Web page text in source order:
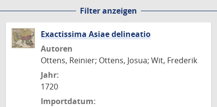
Filter anzeigen
Exactissima Asiae delineatio
Autoren
Ottens, Reinier; Ottens, Josua; Wit, Frederik
Jahr:
1720
Importdatum: